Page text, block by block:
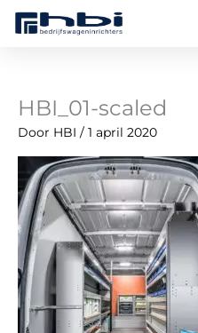
HBI_01-scaled
Door HBI / 1 april 2020